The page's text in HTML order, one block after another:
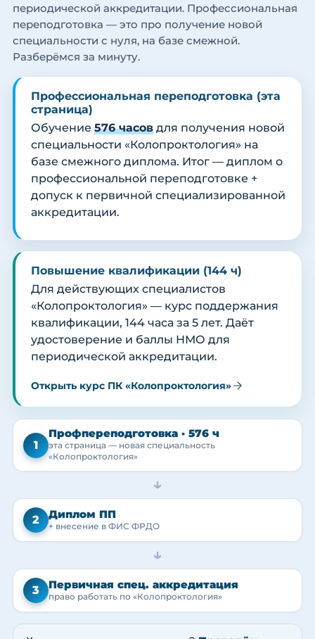
периодической аккредитации. Профессиональная
переподготовка — это про получение новой
специальности с нуля, на базе смежной.
Разберёмся за минуту.
Профессиональная переподготовка (эта
страница)
Обучение 576 часов для получения новой
специальности «Колопроктология» на
базе смежного диплома. Итог — диплом о
профессиональной переподготовке +
допуск к первичной специализированной
аккредитации.
Повышение квалификации (144 ч)
Для действующих специалистов
«Колопроктология» — курс поддержания
квалификации, 144 часа за 5 лет. Даёт
удостоверение и баллы НМО для
периодической аккредитации.
Открыть курс ПК «Колопроктология»
1
Профпереподготовка · 576 ч
эта страница — новая специальность
«Колопроктология»
→
2 Диплом ПП
+ внесение в ФИС ФРДО
→
3 Первичная спец. аккредитация
право работать по «Колопроктология»